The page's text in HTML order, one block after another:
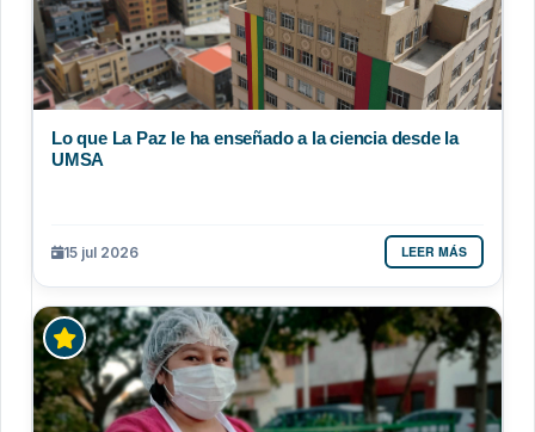
Lo que La Paz le ha enseñado a la ciencia desde la
UMSA
15 jul 2026 LEER MÁS